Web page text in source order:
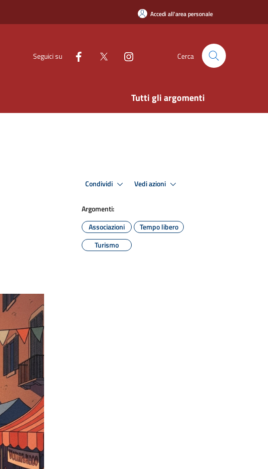
Accedi all'area personale
Seguici su Cerca
Tutti gli argomenti
Condividi Vedi azioni
Argomenti:
Associazioni
Tempo libero
Turismo